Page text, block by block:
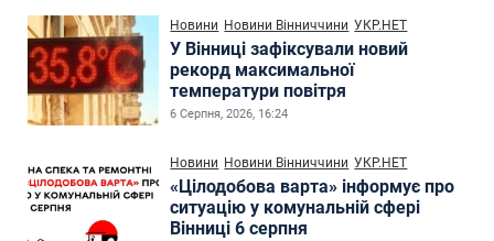
Новини Новини Вінниччини УКР.НЕТ
У Вінниці зафіксували новий
рекорд максимальної
температури повітря
6 Серпня, 2026, 16:24
Новини Новини Вінниччини УКР.НЕТ
«Цілодобова варта» інформує про
ситуацію у комунальній сфері
Вінниці 6 серпня